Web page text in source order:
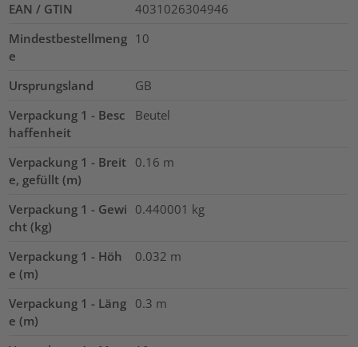
EAN / GTIN
4031026304946
Mindestbestellmeng
e
10
Ursprungsland
GB
Verpackung 1 - Besc
haffenheit
Beutel
Verpackung 1 - Breit
e, gefüllt (m)
0.16 m
Verpackung 1 - Gewi
cht (kg)
0.440001 kg
Verpackung 1 - Höh
e (m)
0.032 m
Verpackung 1 - Läng
e (m)
0.3 m